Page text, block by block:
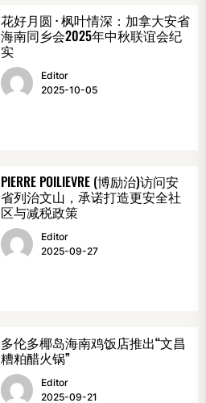
花好月圆 · 枫叶情深：加拿大安省
海南同乡会2025年中秋联谊会纪
实
Editor
2025-10-05
PIERRE POILIEVRE (博励治)访问安
省列治文山，承诺打造更安全社
区与减税政策
Editor
2025-09-27
多伦多椰岛海南鸡饭店推出“文昌
糟粕醋火锅”
Editor
2025-09-21